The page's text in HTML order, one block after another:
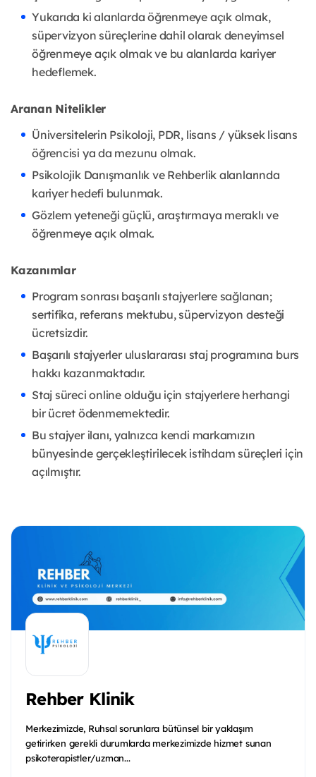
Yukarıda ki alanlarda öğrenmeye açık olmak,
süpervizyon süreçlerine dahil olarak deneyimsel
öğrenmeye açık olmak ve bu alanlarda kariyer
hedeflemek.
Aranan Nitelikler
Üniversitelerin Psikoloji, PDR, lisans / yüksek lisans
öğrencisi ya da mezunu olmak.
Psikolojik Danışmanlık ve Rehberlik alanlarında
kariyer hedefi bulunmak.
Gözlem yeteneği güçlü, araştırmaya meraklı ve
öğrenmeye açık olmak.
Kazanımlar
Program sonrası başarılı stajyerlere sağlanan;
sertifika, referans mektubu, süpervizyon desteği
ücretsizdir.
Başarılı stajyerler uluslararası staj programına burs
hakkı kazanmaktadır.
Staj süreci online olduğu için stajyerlere herhangi
bir ücret ödenmemektedir.
Bu stajyer ilanı, yalnızca kendi markamızın
bünyesinde gerçekleştirilecek istihdam süreçleri için
açılmıştır.
Rehber Klinik
Merkezimizde, Ruhsal sorunlara bütünsel bir yaklaşım
getirirken gerekli durumlarda merkezimizde hizmet sunan
psikoterapistler/uzman...